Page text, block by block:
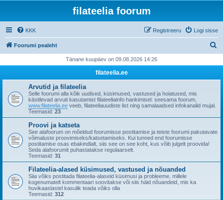
filateelia foorum
KKK Logi sisse
Registreeru
Foorumi pealeht
i
Tänane kuupäev on 09.08.2026 14:26
filateelia.ee
Arvutid ja filateelia
Selle foorumi alla kõik uudised, küsimused, vastused ja hoiatused, mis
käsitlevad arvuti kasutamist filateeliainfo hankimisel: seesama foorum,
www.filateelia.ee veeb, filateeliauudiste list ning samalaadsed infokanalid mujal.
Teemasid: 23
Proovi ja katseta
See alafoorum on mõeldud foorumisse postitamise ja teiste foorumi pakutavate
võimaluste proovimiseks/katsetamiseks. Kui tunned end foorumisse
postitamise osas ebakindlalt, siis see on see koht, kus võib julgelt proovida!
Seda alafoorumit puhastatakse regulaarselt.
Teemasid: 31
Filateelia-alased küsimused, vastused ja nõuanded
Siia võiks postitada filateelia-alaseid küsimusi ja probleeme, millele
kogenumatelt kommentaari soovitakse või siis häid nõuandeid, mis ka
huvikaaslastel kasulik teada võiks olla
Teemasid: 312